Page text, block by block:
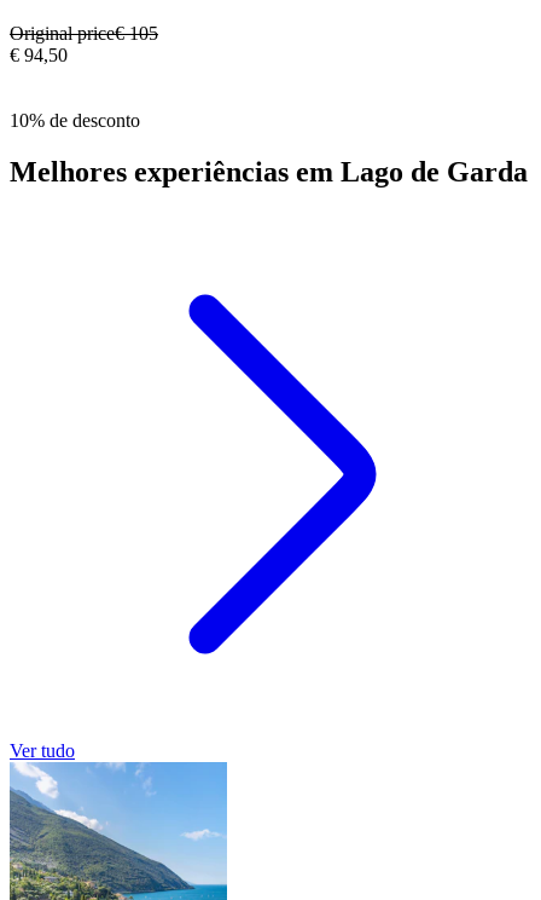
Original price€ 105
€ 94,50
10% de desconto
Melhores experiências em Lago de Garda
Ver tudo